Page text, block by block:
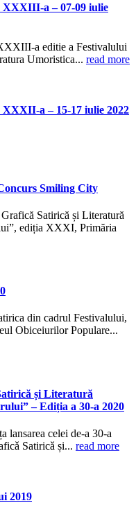
a – 07-09 iulie
a editie a Festivalului
Umoristica... read more
a – 15-17 iulie 2022
Smiling City
Satirică și Literatură
ediția XXXI, Primăria
din cadrul Festivalului,
Obiceiurilor Populare...
și Literatură
– Ediția a 30-a 2020
lansarea celei de-a 30-a
Satiricǎ și... read more
2019